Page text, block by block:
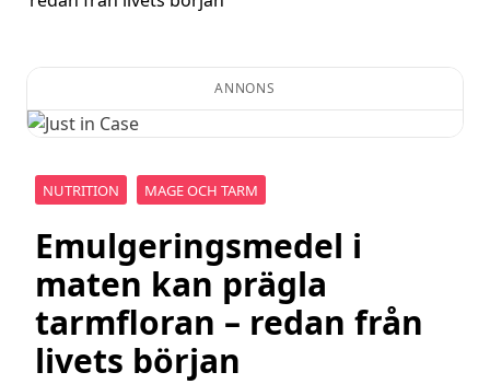
ANNONS
NUTRITION MAGE OCH TARM
Emulgeringsmedel i
maten kan prägla
tarmfloran – redan från
livets början